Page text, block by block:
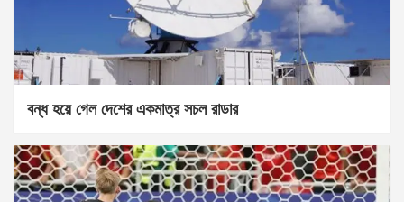
বন্ধ হয়ে গেল দেশের একমাত্র সচল রাডার